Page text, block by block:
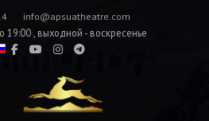
info@apsuatheatre.com
19:00 , выходной - воскресенье